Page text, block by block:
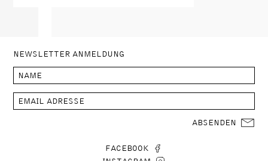
NEWSLETTER ANMELDUNG
ABSENDEN
FACEBOOK